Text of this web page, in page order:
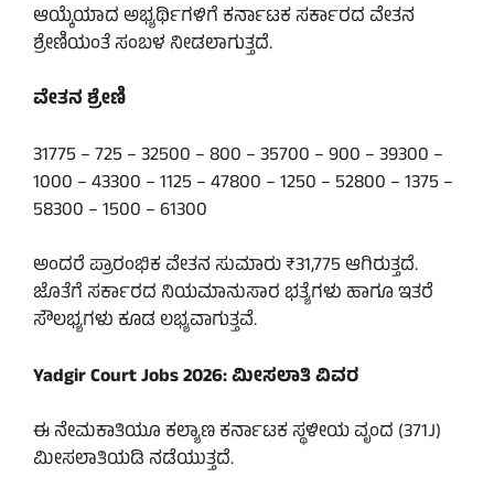
ಆಯ್ಕೆಯಾದ ಅಭ್ಯರ್ಥಿಗಳಿಗೆ ಕರ್ನಾಟಕ ಸರ್ಕಾರದ ವೇತನ
ಶ್ರೇಣಿಯಂತೆ ಸಂಬಳ ನೀಡಲಾಗುತ್ತದೆ.
ವೇತನ ಶ್ರೇಣಿ
31775 – 725 – 32500 – 800 – 35700 – 900 – 39300 –
1000 – 43300 – 1125 – 47800 – 1250 – 52800 – 1375 –
58300 – 1500 – 61300
ಅಂದರೆ ಪ್ರಾರಂಭಿಕ ವೇತನ ಸುಮಾರು ₹31,775 ಆಗಿರುತ್ತದೆ.
ಜೊತೆಗೆ ಸರ್ಕಾರದ ನಿಯಮಾನುಸಾರ ಭತ್ಯೆಗಳು ಹಾಗೂ ಇತರೆ
ಸೌಲಭ್ಯಗಳು ಕೂಡ ಲಭ್ಯವಾಗುತ್ತವೆ.
Yadgir Court Jobs 2026: ಮೀಸಲಾತಿ ವಿವರ
ಈ ನೇಮಕಾತಿಯೂ ಕಲ್ಯಾಣ ಕರ್ನಾಟಕ ಸ್ಥಳೀಯ ವೃಂದ (371J)
ಮೀಸಲಾತಿಯಡಿ ನಡೆಯುತ್ತದೆ.